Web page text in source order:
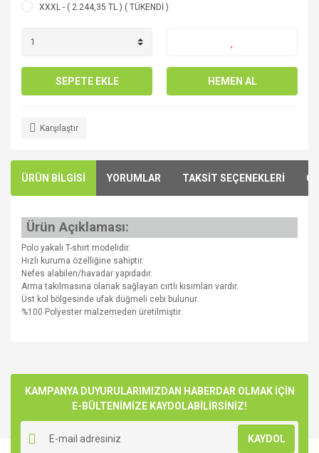
XXXL - ( 2.244,35 TL ) ( TÜKENDİ )
SEPETE EKLE HEMEN AL
Karşılaştır
ÜRÜN BİLGİSİ YORUMLAR TAKSİT SEÇENEKLERİ
Ürün Açıklaması:
Polo yakalı T-shirt modelidir.
Hızlı kuruma özelliğine sahiptir.
Nefes alabilen/havadar yapıdadır.
Arma takılmasına olanak sağlayan cırtlı kısımları vardır.
Üst kol bölgesinde ufak düğmeli cebi bulunur.
%100 Polyester malzemeden üretilmiştir.
Yorum Yaz
kullanarak tarafımıza iletebilirsiniz.
Görüş ve önerileriniz için teşekkür ederiz.
Ürün resmi kalitesiz, bozuk veya görüntülenemiyor.
Ürün açıklamasında eksik bilgiler bulunuyor.
KAMPANYA DUYURULARIMIZDAN HABERDAR OLMAK İÇİN
E-BÜLTENİMİZE KAYDOLABİLİRSİNİZ!
KAYDOL